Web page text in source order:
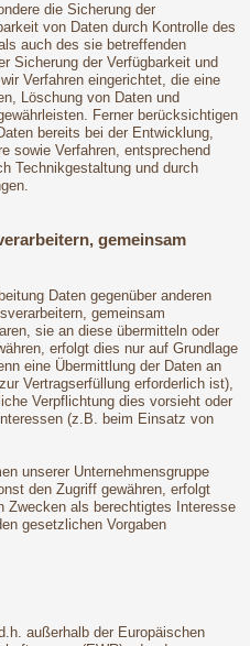
die Sicherung der
von Daten durch Kontrolle des
auch des sie betreffenden
Sicherung der Verfügbarkeit und
Verfahren eingerichtet, die eine
Löschung von Daten und
Ferner berücksichtigen
bereits bei der Entwicklung,
sowie Verfahren, entsprechend
Technikgestaltung und durch
gemeinsam
Daten gegenüber anderen
gemeinsam
sie an diese übermitteln oder
erfolgt dies nur auf Grundlage
eine Übermittlung der Daten an
Vertragserfüllung erforderlich ist),
Verpflichtung dies vorsieht oder
(z.B. beim Einsatz von
unserer Unternehmensgruppe
den Zugriff gewähren, erfolgt
Zwecken als berechtigtes Interesse
gesetzlichen Vorgaben
außerhalb der Europäischen